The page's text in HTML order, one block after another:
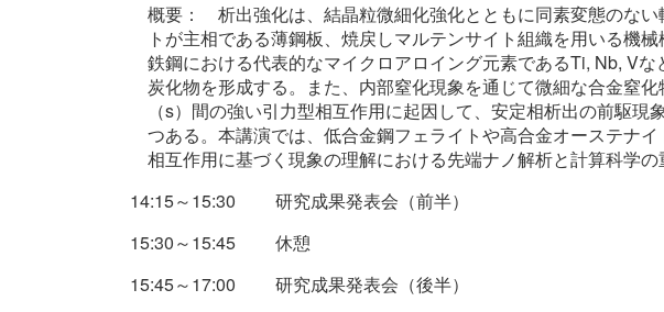
概要： 析出強化は、結晶粒微細化強化とともに同素変態のな
トが主相である薄鋼板、焼戻しマルテンサイト組織を用いる機
鉄鋼における代表的なマイクロアロイング元素であるTi, Nb, V
炭化物を形成する。また、内部窒化現象を通じて微細な合金窒
（s）間の強い引力型相互作用に起因して、安定相析出の前駆
つある。本講演では、低合金鋼フェライトや高合金オーステナ
相互作用に基づく現象の理解における先端ナノ解析と計算科学の
14:15～15:30
研究成果発表会（前半）
15:30～15:45
休憩
15:45～17:00
研究成果発表会（後半）